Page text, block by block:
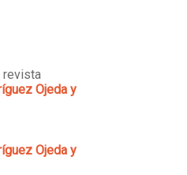
revista
Ojeda y
Ojeda y